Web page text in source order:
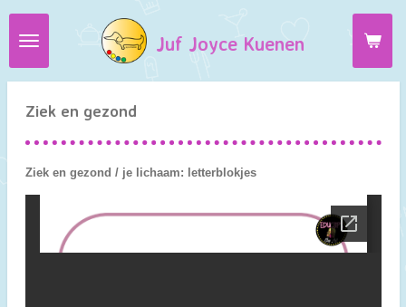
Ga
direct
de
hoofdinhoud
Juf Joyce Kuenen
Ziek en gezond
Ziek en gezond / je lichaam: letterblokjes